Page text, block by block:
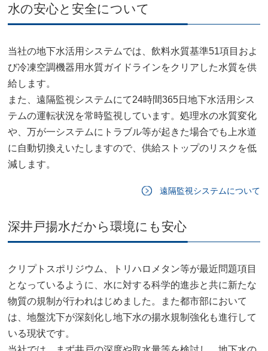
水の安心と安全について
当社の地下水活用システムでは、飲料水質基準51項目およ
び冷凍空調機器用水質ガイドラインをクリアした水質を供
給します。
また、遠隔監視システムにて24時間365日地下水活用シス
テムの運転状況を常時監視しています。処理水の水質変化
や、万が一システムにトラブル等が起きた場合でも上水道
に自動切換えいたしますので、供給ストップのリスクを低
減します。
遠隔監視システムについて
深井戸揚水だから環境にも安心
クリプトスポリジウム、トリハロメタン等が最近問題項目
となっているように、水に対する科学的進歩と共に新たな
物質の規制が行われはじめました。また都市部において
は、地盤沈下が深刻化し地下水の揚水規制強化も進行して
いる現状です。